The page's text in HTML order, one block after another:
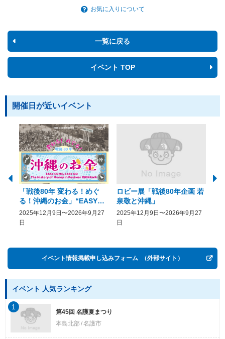
お気に入りについて
一覧に戻る
イベント TOP
開催日が近いイベント
「戦後80年 変わる！めぐ
る！沖縄のお金」“EASY
COME, EASY GO － The
History of Money in
2025年12月9日〜2026年9月27
日
ロビー展「戦後80年企画 若
泉敬と沖縄」
2025年12月9日〜2026年9月27
日
イベント情報掲載申し込みフォーム （外部サイト）
イベント 人気ランキング
第45回 名護夏まつり
本島北部 名護市
1